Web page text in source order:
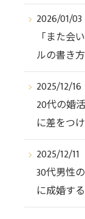
2026/01/03
「また会
ルの書き
2025/12/16
20代の婚
に差をつ
2025/12/11
30代男性
に成婚す